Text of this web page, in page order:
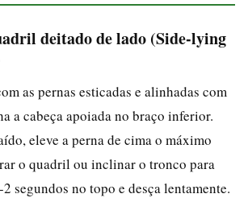
deitado de lado (Side-lying
as pernas esticadas e alinhadas com
a cabeça apoiada no braço inferior.
eleve a perna de cima o máximo
o quadril ou inclinar o tronco para
segundos no topo e desça lentamente.